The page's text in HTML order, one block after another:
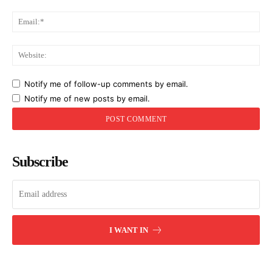
Notify me of follow-up comments by email.
Notify me of new posts by email.
Subscribe
I WANT IN